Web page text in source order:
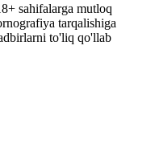
sahifalarga mutloq
tarqalishiga
to'liq qo'llab